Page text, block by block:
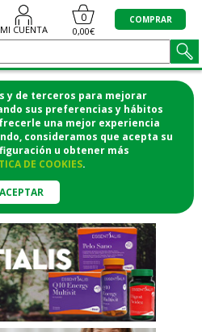
y de terceros para mejorar
sus preferencias y hábitos
una mejor experiencia
consideramos que acepta su
u obtener más
DE COOKIES.
ACEPTAR
MI CUENTA
0
0,00€
COMPRAR
RECOGE EN LA
prefieres te lo mandamos
a casa